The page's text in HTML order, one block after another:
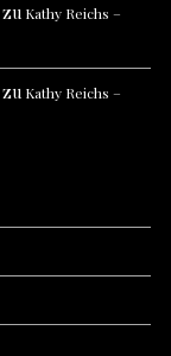
zu Kathy Reichs –
zu Kathy Reichs –